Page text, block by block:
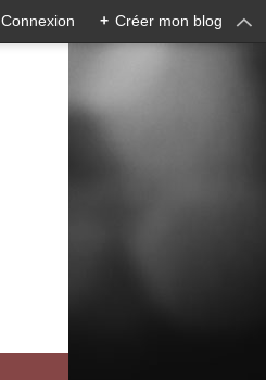
Connexion + Créer mon blog